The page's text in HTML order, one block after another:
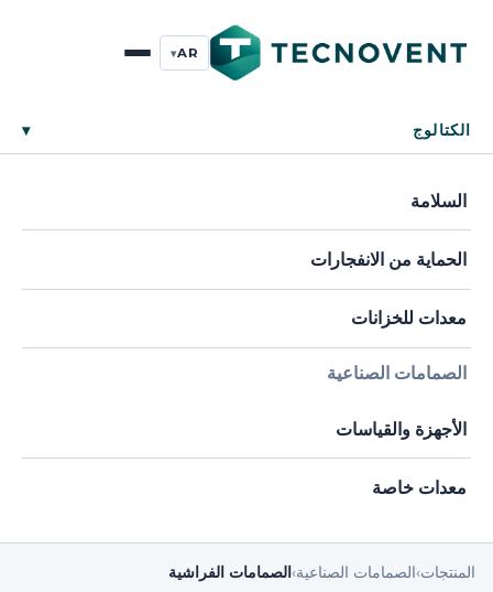
AR
▾
الكتالوج ▾
السلامة
الحماية من الانفجارات
معدات للخزانات
الصمامات الصناعية
الأجهزة والقياسات
معدات خاصة
المنتجات›الصمامات الصناعية› الصمامات الفراشية